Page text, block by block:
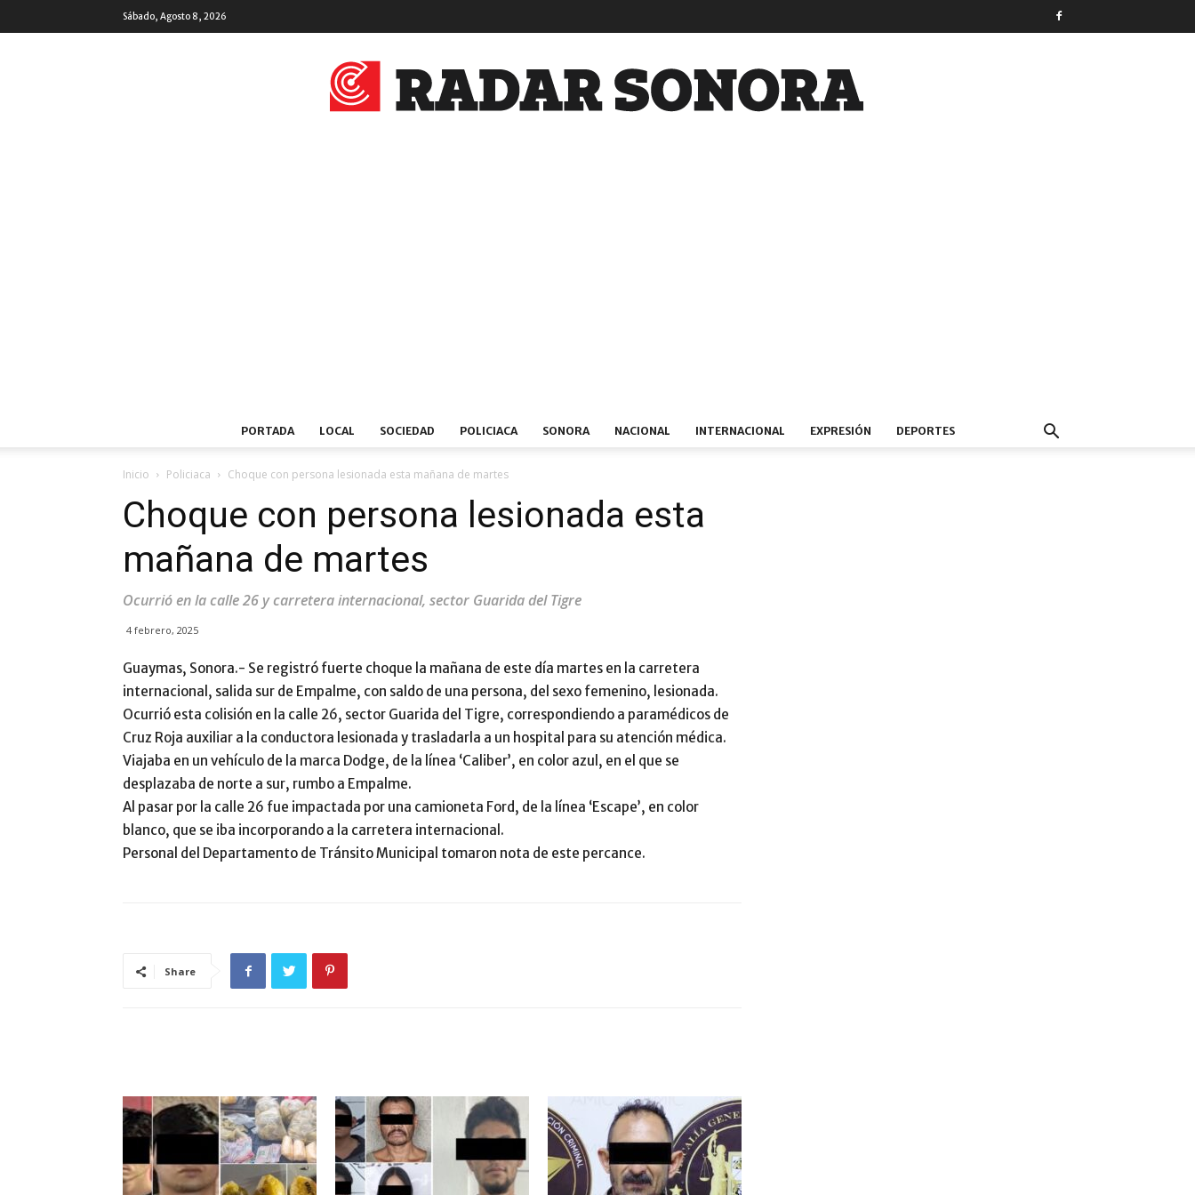
Sábado, Agosto 8, 2026
PORTADA LOCAL SOCIEDAD POLICIACA SONORA NACIONAL INTERNACIONAL EXPRESIÓN DEPORTES
Inicio Policiaca Choque con persona lesionada esta mañana de martes
Choque con persona lesionada esta
mañana de martes
Ocurrió en la calle 26 y carretera internacional, sector Guarida del Tigre
4 febrero, 2025
Guaymas, Sonora.- Se registró fuerte choque la mañana de este día martes en la carretera
internacional, salida sur de Empalme, con saldo de una persona, del sexo femenino, lesionada.
Ocurrió esta colisión en la calle 26, sector Guarida del Tigre, correspondiendo a paramédicos de
Cruz Roja auxiliar a la conductora lesionada y trasladarla a un hospital para su atención médica.
Viajaba en un vehículo de la marca Dodge, de la línea ‘Caliber’, en color azul, en el que se
desplazaba de norte a sur, rumbo a Empalme.
Al pasar por la calle 26 fue impactada por una camioneta Ford, de la línea ‘Escape’, en color
blanco, que se iba incorporando a la carretera internacional.
Personal del Departamento de Tránsito Municipal tomaron nota de este percance.
Share